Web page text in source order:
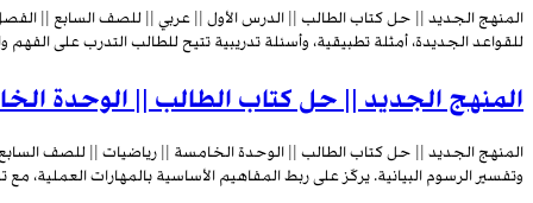
المنهج الجديد || حل كتاب الطالب || الدرس الأول || عربي || للصف السابع || الفصل
للقواعد الجديدة، أمثلة تطبيقية، وأسئلة تدريبية تتيح للطالب التدرب على
المنهج الجديد || حل كتاب الطالب || الوحدة
المنهج الجديد || حل كتاب الطالب || الوحدة الخامسة || رياضيات || للصف السابع
وتفسير الرسوم البيانية. يركّز على ربط المفاهيم الأساسية بالمهارات العملية،